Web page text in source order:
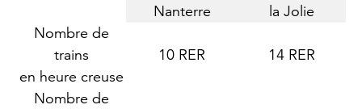
Nanterre
la Jolie
Nombre de
trains
en heure creuse
10 RER 14 RER
Nombre de